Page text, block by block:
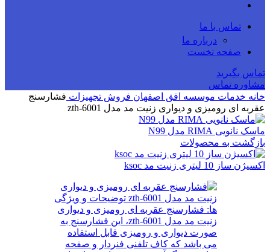
تماس با ما
درباره ما
صفحه نخست
تماس بگیرید
مشاوره تماس
خانه خدمات موسسه افق اصفهان فروش تجهیزات فشارسنج
عقربه ای رومیزی و دیواری زنیت مد مدل zth-6001
ماسک نانویی RIMA مدل N99
بازگشت به محصولات
اکسیژن ساز 10 لیتری زنیت مد ksoc